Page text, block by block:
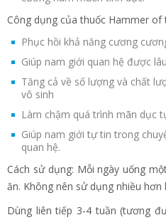
Công dụng của thuốc Hammer of
Phục hồi khả năng cương
Giúp nam giới quan hệ được
Tăng cả về số lượng và chất
vô sinh
Làm chậm quá trình mãn dục
Giúp nam giới tự tin trong
quan hệ.
Cách sử dụng: Mỗi ngày uống
ăn. Không nên sử dụng nhiều hơn
Dùng liên tiếp 3-4 tuần (tương